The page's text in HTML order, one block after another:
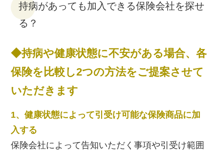
持病があっても加入できる保険会社を探せ
る？
◆持病や健康状態に不安がある場合、各
保険を比較し2つの方法をご提案させて
いただきます
1、健康状態によって引受け可能な保険商品に加
入する
保険会社によって告知いただく事項や引受け範囲